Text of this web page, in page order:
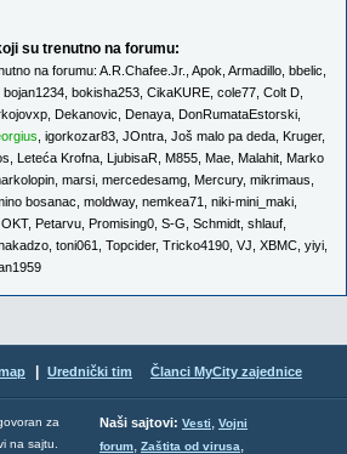
su trenutno na forumu:
na forumu: A.R.Chafee.Jr. Apok Armadillo bbelic
bojan1234 bokisha253 CikaKURE cole77 Colt D
Dekanovic Denaya DonRumataEstorski
igorkozar83 JOntra Još malo pa deda Kruger,
Leteća Krofna LjubisaR M855 Mae Malahit Marko
marsi mercedesamg Mercury, mikrimaus
bosanac moldway, nemkea71 niki-mini_maki
OKT, Petarvu Promising0 S-G Schmidt shlauf
toni061 Topcider, Tricko4190 VJ XBMC yiyi
Urednički tim Članci MyCity zajednice
za
na sajtu.
Naši sajtovi: Vesti, Vojni
forum, Zaštita od virusa,